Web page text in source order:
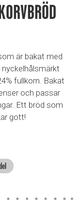
är bakat med
fullkorn. Bakat
och passar
Ett bröd som
gott!